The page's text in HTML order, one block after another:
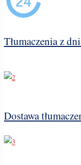
Tłumaczenia z
Dostawa